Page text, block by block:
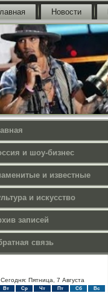
Новости
и шоу-бизнес
и известные
и искусcтво
записей
связь
Сегодня: Пятница, 7 Августа
Вт Ср Чт Пт Сб Вс